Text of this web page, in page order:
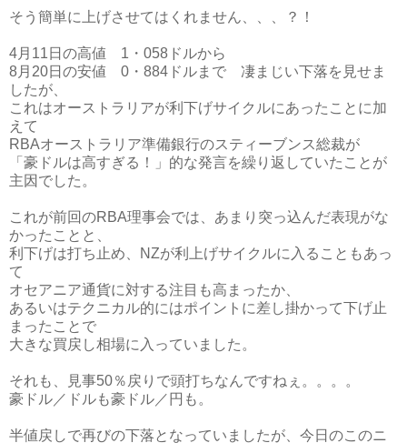
そう簡単に上げさせてはくれません、、、？！
4月11日の高値 1・058ドルから
8月20日の安値 0・884ドルまで 凄まじい下落を見せま
したが、
これはオーストラリアが利下げサイクルにあったことに加
えて
RBAオーストラリア準備銀行のスティーブンス総裁が
「豪ドルは高すぎる！」的な発言を繰り返していたことが
主因でした。
これが前回のRBA理事会では、あまり突っ込んだ表現がな
かったことと、
利下げは打ち止め、NZが利上げサイクルに入ることもあっ
て
オセアニア通貨に対する注目も高まったか、
あるいはテクニカル的にはポイントに差し掛かって下げ止
まったことで
大きな買戻し相場に入っていました。
それも、見事50％戻りで頭打ちなんですねぇ。。。。
豪ドル／ドルも豪ドル／円も。
半値戻しで再びの下落となっていましたが、今日のこのニ